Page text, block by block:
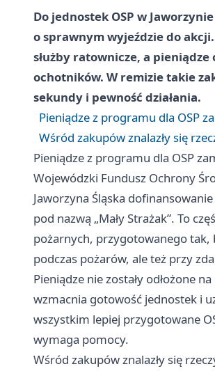
Do jednostek OSP w
o sprawnym wyjeździe do
służby ratownicze, a
ochotników. W remizie takie
sekundy i pewność działania.
Pieniądze z programu dla OSP
Wśród zakupów znalazły się
Pieniądze z programu dla OSP
Wojewódzki Fundusz Ochrony
Jaworzyna Śląska
pod nazwą „Mały Strażak”. To
pożarnych, przygotowanego
podczas pożarów, ale też przy
Pieniądze nie zostały odłożone
wzmacnia gotowość jednostek i
wszystkim lepiej przygotowane
wymaga pomocy.
Wśród zakupów znalazły się